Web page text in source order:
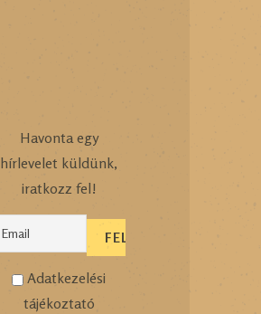
Havonta egy
hírlevelet küldünk,
iratkozz fel!
Adatkezelési
tájékoztató